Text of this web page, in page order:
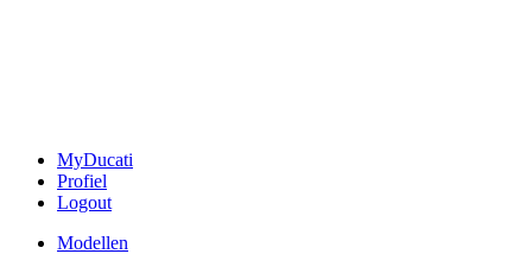
MyDucati
Profiel
Logout
Modellen